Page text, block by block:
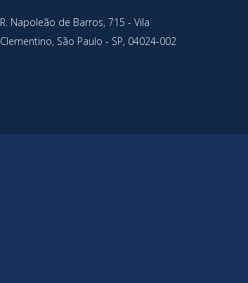
R. Napoleão de Barros, 715 - Vila
Clementino, São Paulo - SP, 04024-002